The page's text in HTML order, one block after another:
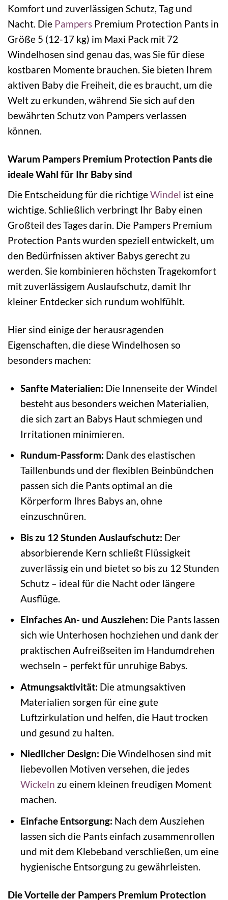
Komfort und zuverlässigen Schutz, Tag und
Nacht. Die Pampers Premium Protection Pants in
Größe 5 (12-17 kg) im Maxi Pack mit 72
Windelhosen sind genau das, was Sie für diese
kostbaren Momente brauchen. Sie bieten Ihrem
aktiven Baby die Freiheit, die es braucht, um die
Welt zu erkunden, während Sie sich auf den
bewährten Schutz von Pampers verlassen
können.
Warum Pampers Premium Protection Pants die
ideale Wahl für Ihr Baby sind
Die Entscheidung für die richtigeWindel ist eine
wichtige. Schließlich verbringt Ihr Baby einen
Großteil des Tages darin. Die Pampers Premium
Protection Pants wurden speziell entwickelt, um
den Bedürfnissen aktiver Babys gerecht zu
werden. Sie kombinieren höchsten Tragekomfort
mit zuverlässigem Auslaufschutz, damit Ihr
kleiner Entdecker sich rundum wohlfühlt.
Hier sind einige der herausragenden
Eigenschaften, die diese Windelhosen so
besonders machen:
Sanfte Materialien: Die Innenseite der Windel
besteht aus besonders weichen Materialien,
die sich zart an Babys Haut schmiegen und
Irritationen minimieren.
Rundum-Passform: Dank des elastischen
Taillenbunds und der flexiblen Beinbündchen
passen sich die Pants optimal an die
Körperform Ihres Babys an, ohne
einzuschnüren.
Bis zu 12 Stunden Auslaufschutz: Der
absorbierende Kern schließt Flüssigkeit
zuverlässig ein und bietet so bis zu 12 Stunden
Schutz – ideal für die Nacht oder längere
Ausflüge.
Einfaches An- und Ausziehen: Die Pants lassen
sich wie Unterhosen hochziehen und dank der
praktischen Aufreißseiten im Handumdrehen
wechseln – perfekt für unruhige Babys.
Atmungsaktivität: Die atmungsaktiven
Materialien sorgen für eine gute
Luftzirkulation und helfen, die Haut trocken
und gesund zu halten.
Niedlicher Design: Die Windelhosen sind mit
liebevollen Motiven versehen, die jedes
Wickeln zu einem kleinen freudigen Moment
machen.
Einfache Entsorgung: Nach dem Ausziehen
lassen sich die Pants einfach zusammenrollen
und mit dem Klebeband verschließen, um eine
hygienische Entsorgung zu gewährleisten.
Die Vorteile der Pampers Premium Protection